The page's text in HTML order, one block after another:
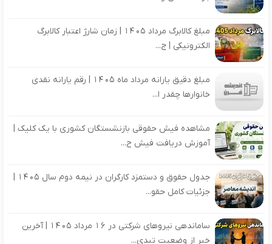
مبلغ کالابرگ مرداد 1405 | زمان شارژ اعتبار کالابرگ
الکترونیکی | ج...
مبلغ دقیق یارانه مرداد ماه 1405 | رقم یارانه نقدی
خانوارها چقدر ا...
مشاهده فیش حقوقی بازنشستگان کشوری با یک کلیک |
آموزش دریافت فیش ح...
جدول حقوق و دستمزد کارگران در نیمه دوم سال 1405 |
جزئیات کامل حقو...
ساماندهی نیروهای شرکتی در 16 مرداد 1405 | آخرین
خبر از وضعیت تبدی...